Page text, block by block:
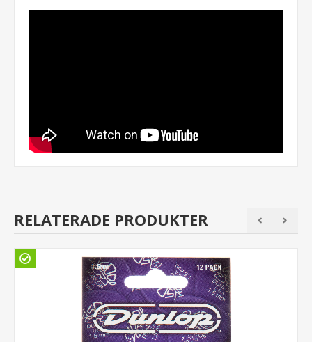
RELATERADE PRODUKTER